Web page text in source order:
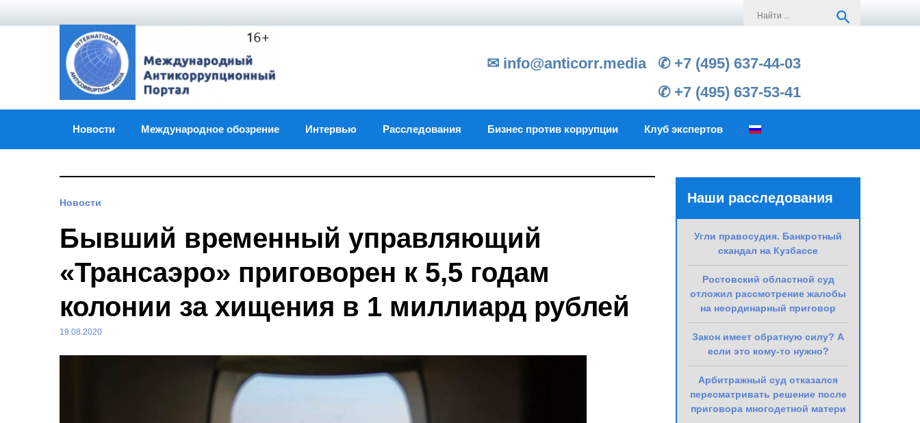
search
✉ info@anticorr.media
✆ +7 (495) 637-44-03
✆ +7 (495) 637-53-41
Новости Международное обозрение Интервью Расследования Бизнес против коррупции Клуб экспертов
Новости
Бывший временный управляющий
«Трансаэро» приговорен к 5,5 годам
колонии за хищения в 1 миллиард рублей
19.08.2020
Наши расследования
Угли правосудия. Банкротный
скандал на Кузбассе
Ростовский областной суд
отложил рассмотрение жалобы
на неординарный приговор
Закон имеет обратную силу? А
если это кому-то нужно?
Арбитражный суд отказался
пересматривать решение после
приговора многодетной матери